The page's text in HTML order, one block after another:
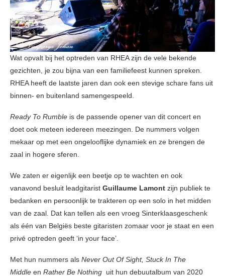
Wat opvalt bij het optreden van RHEA zijn de vele bekende
gezichten, je zou bijna van een familiefeest kunnen spreken.
RHEA heeft de laatste jaren dan ook een stevige schare fans uit
binnen- en buitenland samengespeeld.
Ready To Rumble is de passende opener van dit concert en
doet ook meteen iedereen meezingen. De nummers volgen
mekaar op met een ongelooflijke dynamiek en ze brengen de
zaal in hogere sferen.
We zaten er eigenlijk een beetje op te wachten en ook
vanavond besluit leadgitarist Guillaume Lamont zijn publiek te
bedanken en persoonlijk te trakteren op een solo in het midden
van de zaal. Dat kan tellen als een vroeg Sinterklaasgeschenk
als één van Belgiës beste gitaristen zomaar voor je staat en een
privé optreden geeft ‘in your face’.
Met hun nummers als Never Out Of Sight, Stuck In The
Middle en Rather Be Nothing uit hun debuutalbum van 2020